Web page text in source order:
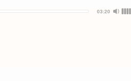
03:20